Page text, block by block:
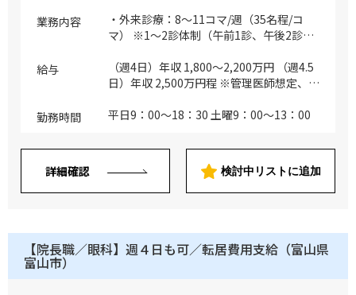
業務内容
・外来診療：8～11コマ/週（35名程/コ
マ） ※1～2診体制（午前1診、午後2診）
給与
（週4日）年収 1,800～2,200万円 （週4.5
日）年収 2,500万円程 ※管理医師想定、面
勤務時間
平日9：00～18：30 土曜9：00～13：00
詳細確認 検討中リストに追加
【院長職／眼科】週４日も可／転居費用支給（富山県
富山市）